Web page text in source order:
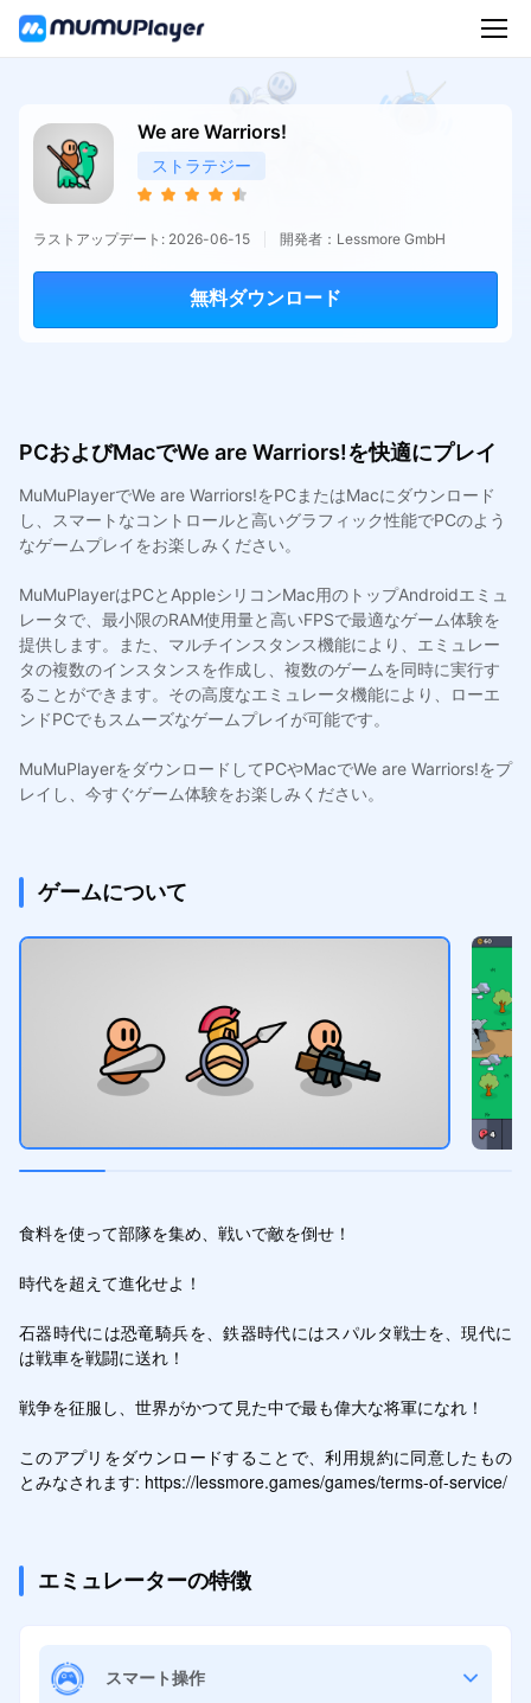
We are Warriors!
ストラテジー
ラストアップデート: 2026-06-15 開発者：Lessmore GmbH
無料ダウンロード
PCおよびMacでWe are Warriors!を快適にプレイ
MuMuPlayerでWe are Warriors!をPCまたはMacにダウンロード
し、スマートなコントロールと高いグラフィック性能でPCのよう
なゲームプレイをお楽しみください。
MuMuPlayerはPCとAppleシリコンMac用のトップAndroidエミュ
レータで、最小限のRAM使用量と高いFPSで最適なゲーム体験を
提供します。また、マルチインスタンス機能により、エミュレー
タの複数のインスタンスを作成し、複数のゲームを同時に実行す
ることができます。その高度なエミュレータ機能により、ローエ
ンドPCでもスムーズなゲームプレイが可能です。
MuMuPlayerをダウンロードしてPCやMacでWe are Warriors!をプ
レイし、今すぐゲーム体験をお楽しみください。
ゲームについて
食料を使って部隊を集め、戦いで敵を倒せ！
時代を超えて進化せよ！
石器時代には恐竜騎兵を、鉄器時代にはスパルタ戦士を、現代に
は戦車を戦闘に送れ！
戦争を征服し、世界がかつて見た中で最も偉大な将軍になれ！
このアプリをダウンロードすることで、利用規約に同意したもの
とみなされます: https://lessmore.games/games/terms-of-service/
エミュレーターの特徴
スマート操作